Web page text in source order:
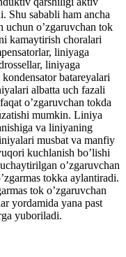
Shu sababli ham ancha
uchun o’zgaruvchan tok
kamaytirish choralari
liniyaga
liniyaga
batareyalari
albatta uch fazali
o’zgaruvchan tokda
mumkin. Liniya
va liniyaning
musbat va manfiy
kuchlanish bo’lishi
o’zgaruvchan
tokka aylantiradi.
tok o’zgaruvchan
yordamida yana past
yuboriladi.